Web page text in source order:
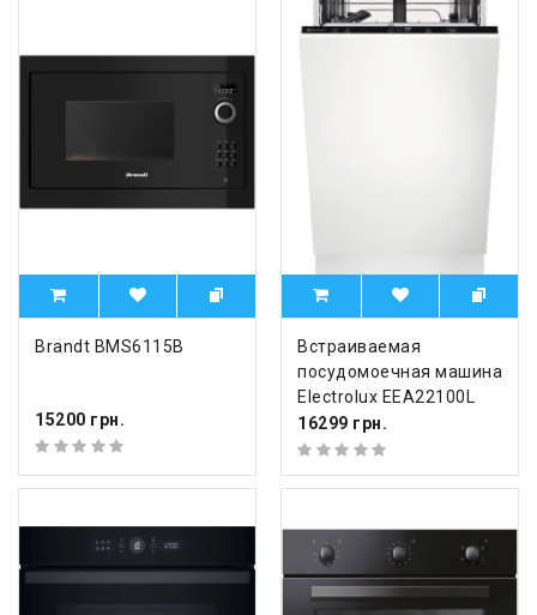
Brandt BMS6115B
15200 грн.
Встраиваемая
посудомоечная машина
Electrolux EEA22100L
16299 грн.